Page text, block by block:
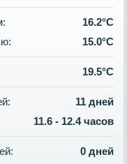
16.2°C
15.0°C
19.5°C
11 дней
11.6 - 12.4 часов
0 дней